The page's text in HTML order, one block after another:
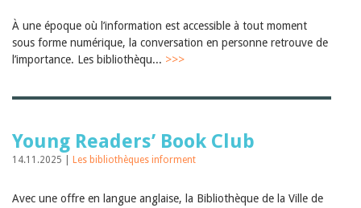
Archives
Juillet 2026
Juin 2026
Mars 2026
Novembre 2025
Juin 2025
Mars 2025
Janvier 2025
À une époque où l’information est accessible à tout moment
sous forme numérique, la conversation en personne retrouve de
l’importance. Les bibliothèqu... >>>
Young Readers’ Book Club
14.11.2025 | Les bibliothèques informent
Avec une offre en langue anglaise, la Bibliothèque de la Ville de